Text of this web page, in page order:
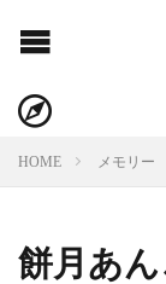
HOME メモリー
餅月あ